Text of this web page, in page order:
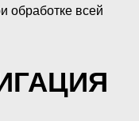
обработке всей